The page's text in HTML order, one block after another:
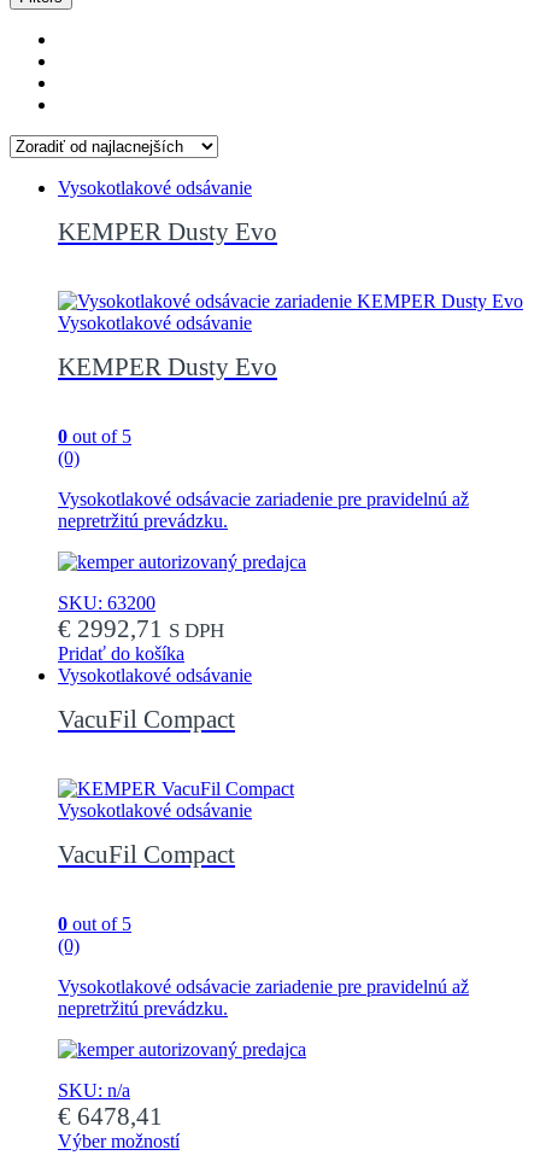
Vysokotlakové odsávanie
KEMPER Dusty Evo
Vysokotlakové odsávanie
KEMPER Dusty Evo
0 out of 5
(0)
Vysokotlakové odsávacie zariadenie pre pravidelnú až
nepretržitú prevádzku.
SKU: 63200
€ 2992,71 S DPH
Pridať do košíka
Vysokotlakové odsávanie
VacuFil Compact
Vysokotlakové odsávanie
VacuFil Compact
0 out of 5
(0)
Vysokotlakové odsávacie zariadenie pre pravidelnú až
nepretržitú prevádzku.
SKU: n/a
€ 6478,41
Výber možností